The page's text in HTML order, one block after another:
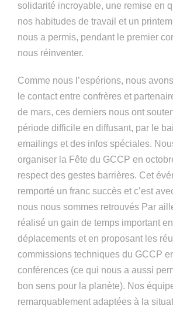
solidarité incroyable, une remise en
nos habitudes de travail et un
nous a permis, pendant le premier
nous réinventer.
Comme nous l’espérions, nous
le contact entre confrères et
de mars, ces derniers nous ont
période difficile en diffusant, par le
emailings et des infos spéciales.
organiser la Fête du GCCP en
respect des gestes barrières. Cet
remporté un franc succès et c’est
nous nous sommes retrouvés Par
réalisé un gain de temps important
déplacements et en proposant les
commissions techniques du GCCP
conférences (ce qui nous a aussi
bon sens pour la planète). Nos
remarquablement adaptées à la